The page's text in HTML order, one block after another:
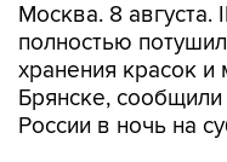
Москва. 8 августа.
полностью
хранения красок и
Брянске,
России в ночь на